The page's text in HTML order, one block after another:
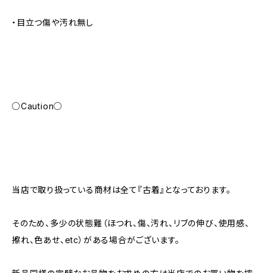
・目立つ傷や汚れ無し
○Caution○
当店で取り扱っている商材は全て『古着』となっております。
そのため、多少の状態難（ほつれ、傷、汚れ、リブの伸び、使用感、
擦れ、色あせ、etc）がある場合がございます。